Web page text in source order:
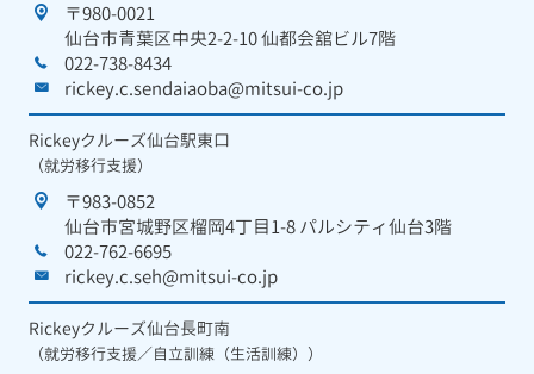
〒980-0021
仙台市青葉区中央2-2-10 仙都会舘ビル7階
022-738-8434
rickey.c.sendaiaoba@mitsui-co.jp
Rickeyクルーズ仙台駅東口
（就労移行支援）
〒983-0852
仙台市宮城野区榴岡4丁目1-8 パルシティ仙台3階
022-762-6695
rickey.c.seh@mitsui-co.jp
Rickeyクルーズ仙台長町南
（就労移行支援／自立訓練（生活訓練））